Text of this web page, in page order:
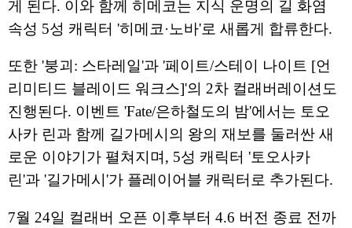
게 된다. 이와 함께 히메코는 지식 운명의 길 화염
속성 5성 캐릭터 '히메코·노바'로 새롭게 합류한다.
또한 '붕괴: 스타레일'과 '페이트/스테이 나이트 [언
리미티드 블레이드 워크스]'의 2차 컬래버레이션도
진행된다. 이벤트 'Fate/은하철도의 밤'에서는 토오
사카 린과 함께 길가메시의 왕의 재보를 둘러싼 새
로운 이야기가 펼쳐지며, 5성 캐릭터 '토오사카
린'과 '길가메시'가 플레이어블 캐릭터로 추가된다.
7월 24일 컬래버 오픈 이후부터 4.6 버전 종료 전까